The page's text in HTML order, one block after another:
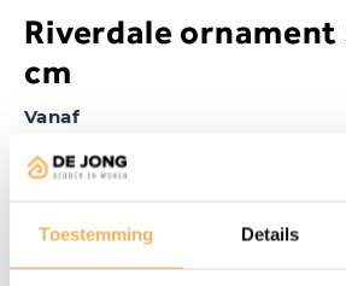
Toestemming Details
Riverdale ornament
cm
Vanaf
€42,50
Offerte